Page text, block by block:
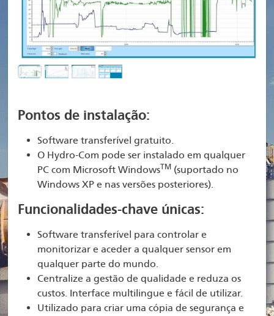
Pontos de instalação:
Software transferível gratuito.
O Hydro-Com pode ser instalado em qualquer
PC com Microsoft WindowsTM (suportado no
Windows XP e nas versões posteriores).
Funcionalidades-chave únicas:
Software transferível para controlar e
monitorizar e aceder a qualquer sensor em
qualquer parte do mundo.
Centralize a gestão de qualidade e reduza os
custos. Interface multilingue e fácil de utilizar.
Utilizado para criar uma cópia de segurança e